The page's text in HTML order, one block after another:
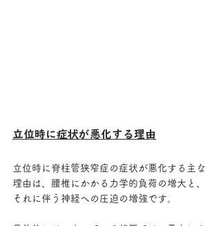
立位時に症状が悪化する理由
立位時に脊柱管狭窄症の症状が悪化する主な
理由は、腰椎にかかる力学的負荷の増大と、
それに伴う神経への圧迫の増強です。